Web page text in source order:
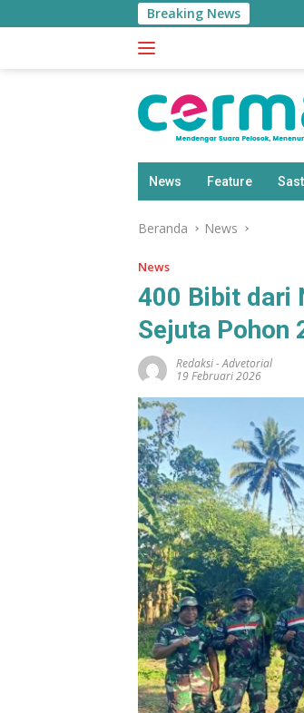
ke
Breaking News
News Feature
Beranda News
News
400 Bibit dari
Sejuta Pohon
Redaksi-Advetorial
19 Februari 2026